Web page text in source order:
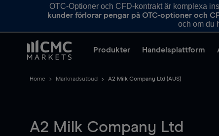
OTC-Optioner och CFD-kontrakt är komplexa
kunder förlorar pengar på OTC-optioner och
och om du
Produkter Handelsplattform
Home Marknadsutbud A2 Milk Company Ltd (AUS)
A2 Milk Company Ltd